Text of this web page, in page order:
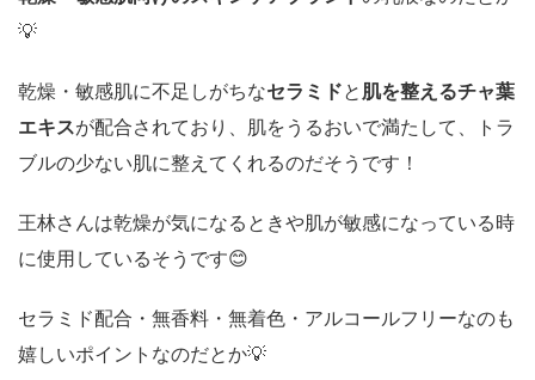
💡
乾燥・敏感肌に不足しがちなセラミドと 肌を整えるチャ葉
エキスが配合されており、肌をうるおいで満たして、トラ
ブルの少ない肌に整えてくれるのだそうです！
王林さんは乾燥が気になるときや肌が敏感になっている時
に使用しているそうです😊
セラミド配合・無香料・無着色・アルコールフリーなのも
嬉しいポイントなのだとか💡